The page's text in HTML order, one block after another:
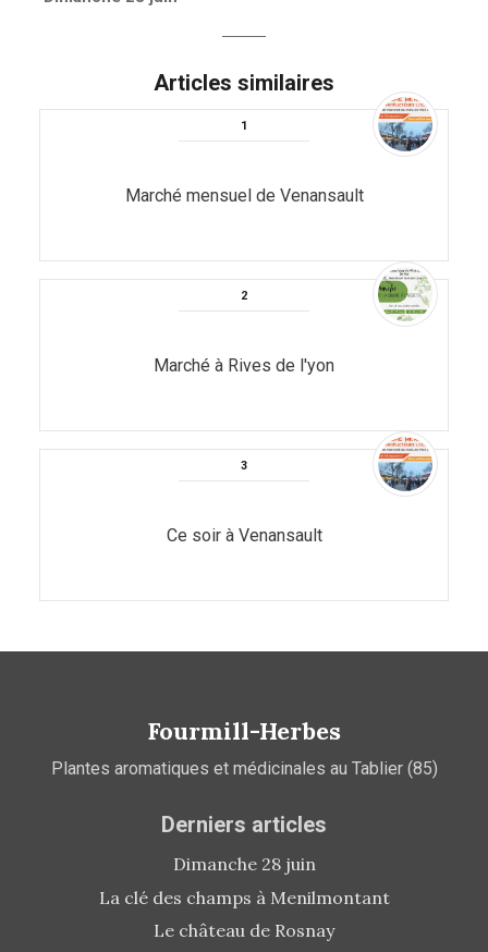
Articles similaires
Marché mensuel de Venansault
Marché à Rives de l'yon
Ce soir à Venansault
Fourmill-Herbes
Plantes aromatiques et médicinales au Tablier (85)
Derniers articles
Dimanche 28 juin
La clé des champs à Menilmontant
Le château de Rosnay